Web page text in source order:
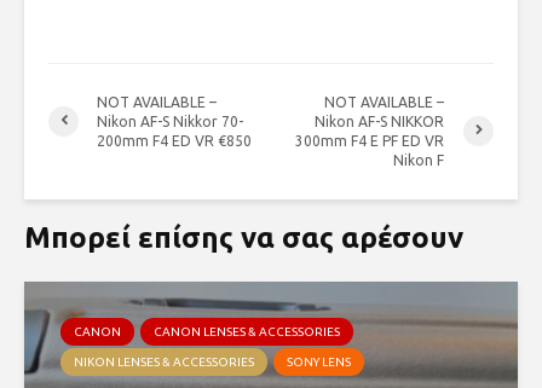
NOT AVAILABLE –
Nikon AF-S Nikkor 70-
200mm F4 ED VR €850
NOT AVAILABLE –
Nikon AF-S NIKKOR
300mm F4 E PF ED VR
Nikon F
Μπορεί επίσης να σας αρέσουν
CANON CANON LENSES & ACCESSORIES
NIKON LENSES & ACCESSORIES SONY LENS